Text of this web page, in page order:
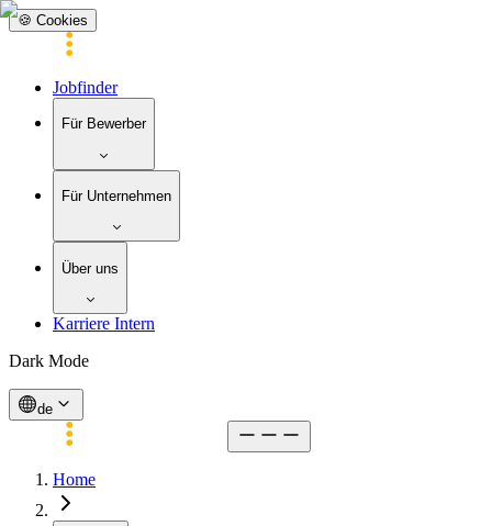
🍪 Cookies
Jobfinder
Für Bewerber
Für Unternehmen
Über uns
Karriere Intern
Dark Mode
de
Home